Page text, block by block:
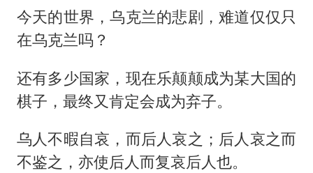
今天的世界，乌克兰的悲剧，难道仅仅只
在乌克兰吗？
还有多少国家，现在乐颠颠成为某大国的
棋子，最终又肯定会成为弃子。
乌人不暇自哀，而后人哀之；后人哀之而
不鉴之，亦使后人而复哀后人也。